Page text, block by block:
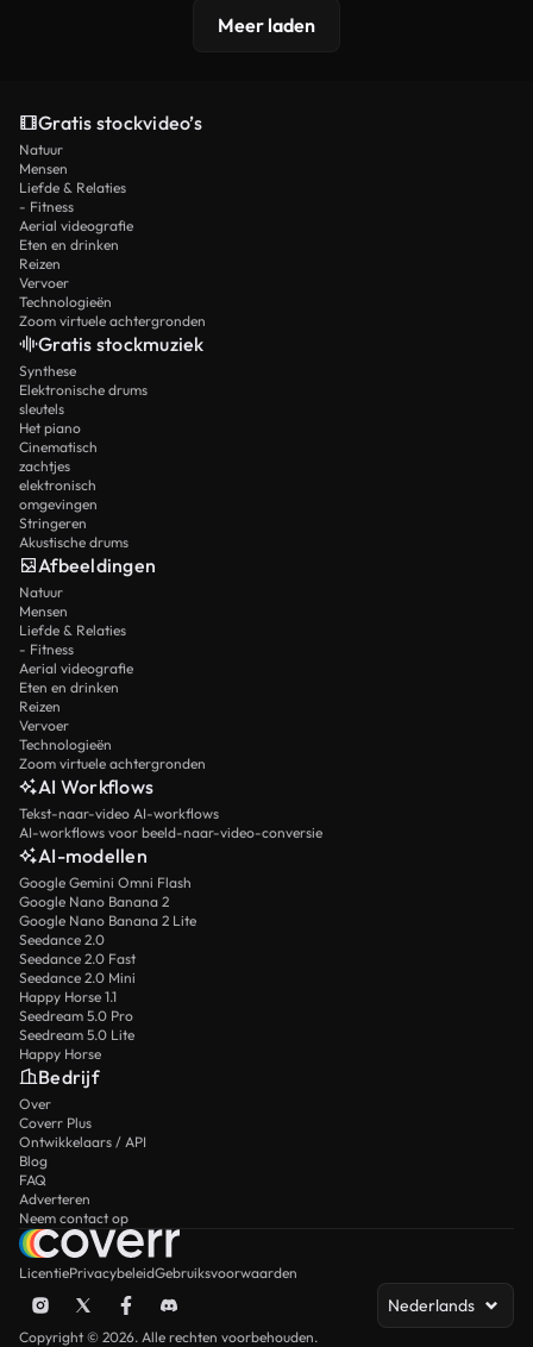
Meer laden
Gratis stockvideo’s
Natuur
Mensen
Liefde & Relaties
- Fitness
Aerial videografie
Eten en drinken
Reizen
Vervoer
Technologieën
Zoom virtuele achtergronden
Gratis stockmuziek
Synthese
Elektronische drums
sleutels
Het piano
Cinematisch
zachtjes
elektronisch
omgevingen
Stringeren
Akustische drums
Afbeeldingen
Natuur
Mensen
Liefde & Relaties
- Fitness
Aerial videografie
Eten en drinken
Reizen
Vervoer
Technologieën
Zoom virtuele achtergronden
AI Workflows
Tekst-naar-video AI-workflows
AI-workflows voor beeld-naar-video-conversie
AI-modellen
Google Gemini Omni Flash
Google Nano Banana 2
Google Nano Banana 2 Lite
Seedance 2.0
Seedance 2.0 Fast
Seedance 2.0 Mini
Happy Horse 1.1
Seedream 5.0 Pro
Seedream 5.0 Lite
Happy Horse
Bedrijf
Over
Coverr Plus
Ontwikkelaars / API
Blog
FAQ
Adverteren
Neem contact op
LicentiePrivacybeleidGebruiksvoorwaarden
Nederlands
Copyright © 2026. Alle rechten voorbehouden.